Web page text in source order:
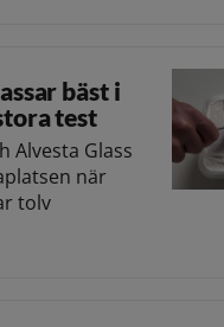
bäst i
test
Alvesta Glass
när
tolv